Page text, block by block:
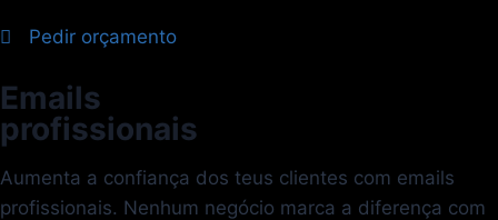
Pedir orçamento
Emails
profissionais
Aumenta a confiança dos teus clientes com emails
profissionais. Nenhum negócio marca a diferença com